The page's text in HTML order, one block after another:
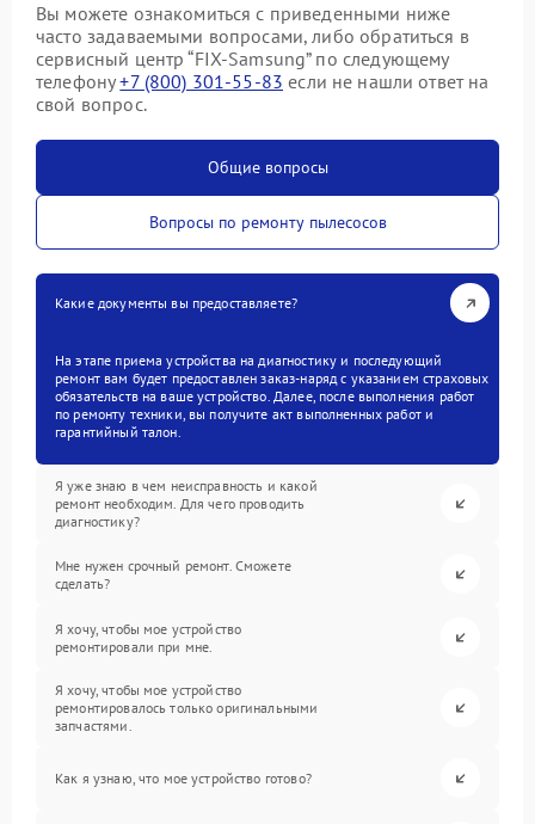
Вы можете ознакомиться с приведенными ниже
часто задаваемыми вопросами, либо обратиться в
сервисный центр “FIX-Samsung” по следующему
телефону+7 (800) 301-55-83 если не нашли ответ на
свой вопрос.
Общие вопросы
Вопросы по ремонту пылесосов
Какие документы вы предоставляете?
На этапе приема устройства на диагностику и последующий
ремонт вам будет предоставлен заказ-наряд с указанием страховых
обязательств на ваше устройство. Далее, после выполнения работ
по ремонту техники, вы получите акт выполненных работ и
гарантийный талон.
Я уже знаю в чем неисправность и какой
ремонт необходим. Для чего проводить
диагностику?
Мне нужен срочный ремонт. Сможете
сделать?
Я хочу, чтобы мое устройство
ремонтировали при мне.
Я хочу, чтобы мое устройство
ремонтировалось только оригинальными
запчастями.
Как я узнаю, что мое устройство готово?